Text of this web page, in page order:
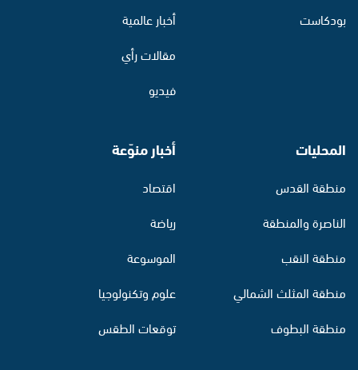
بودكاست
أخبار عالمية
مقالات رأي
فيديو
المحليات
منطقة القدس
الناصرة والمنطقة
منطقة النقب
منطقة المثلث الشمالي
منطقة البطوف
أخبار منوّعة
اقتصاد
رياضة
الموسوعة
علوم وتكنولوجيا
توقعات الطقس